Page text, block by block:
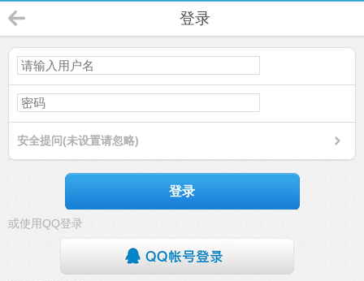
登录
安全提问(未设置请忽略)
登录
或使用QQ登录